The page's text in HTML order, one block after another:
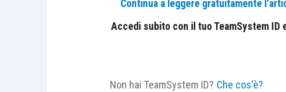
settembre 2015, con riferimento alle
di ammissione ai benefici, alle modalità di
adempimenti gestionali relativi all’attività
Continua a leggere gratuitamente
Accedi subito con il tuo TeamSystem
Non hai TeamSystem ID? Che cos'è?